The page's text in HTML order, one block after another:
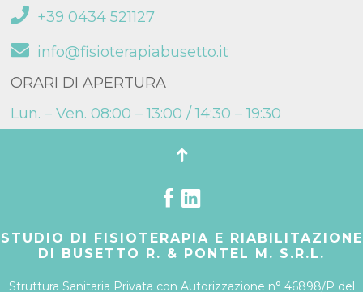
+39 0434 521127
info@fisioterapiabusetto.it
ORARI DI APERTURA
Lun. – Ven. 08:00 – 13:00 / 14:30 – 19:30
STUDIO DI FISIOTERAPIA E RIABILITAZIONE
DI BUSETTO R. & PONTEL M. S.R.L.
Struttura Sanitaria Privata con Autorizzazione n° 46898/P del